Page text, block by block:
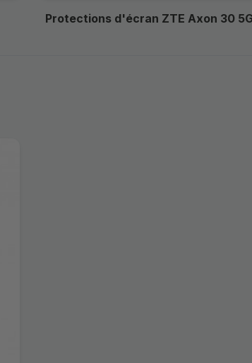
Protections d'écran ZTE Axon 30